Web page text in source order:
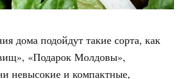
дома подойдут такие сорта, как
«Подарок Молдовы»,
невысокие и компактные,